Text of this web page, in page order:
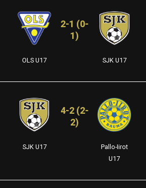
OLS U17
2-1 (0-
1)
SJK U17
SJK U17
4-2 (2-
2)
Pallo-Iirot
U17